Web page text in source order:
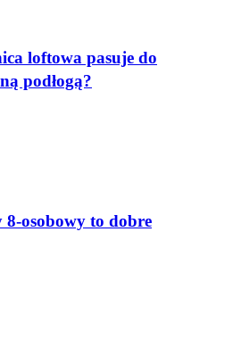
loftowa pasuje do
podłogą?
8-osobowy to dobre